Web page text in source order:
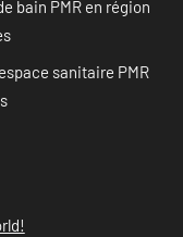
bain PMR en région
sanitaire PMR